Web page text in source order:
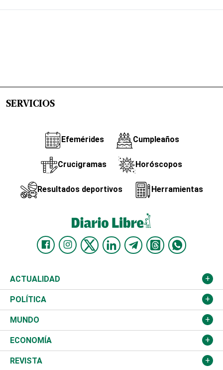
SERVICIOS
Efemérides Cumpleaños
Crucigramas Horóscopos
Resultados deportivos Herramientas
ACTUALIDAD
Nacional
Ciudad
Educación
Salud
POLÍTICA
Partidos
JCE
TSE
MUNDO
Estados Unidos
América Latina
ECONOMÍA
Finanzas
REVISTA